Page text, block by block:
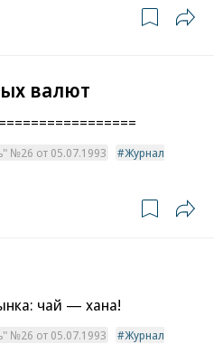
валют
№26 от 05.07.1993
Журнал
чай — хана!
№26 от 05.07.1993
Журнал